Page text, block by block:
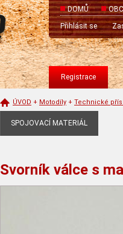
DOMŮ
Přihlásit se
Registrace
ÚVOD + Motodíly + Technické
SPOJOVACÍ MATERIÁL
Svorník válce s